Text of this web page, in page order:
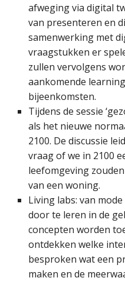
afweging via digital
van presenteren en
samenwerking met
vraagstukken er
zullen vervolgens
aankomende
bijeenkomsten.
Tijdens de sessie
als het nieuwe
2100. De discussie
vraag of we in 2100
leefomgeving
van een woning.
Living labs: van
door te leren in de
concepten worden
ontdekken welke
besproken wat een
maken en de